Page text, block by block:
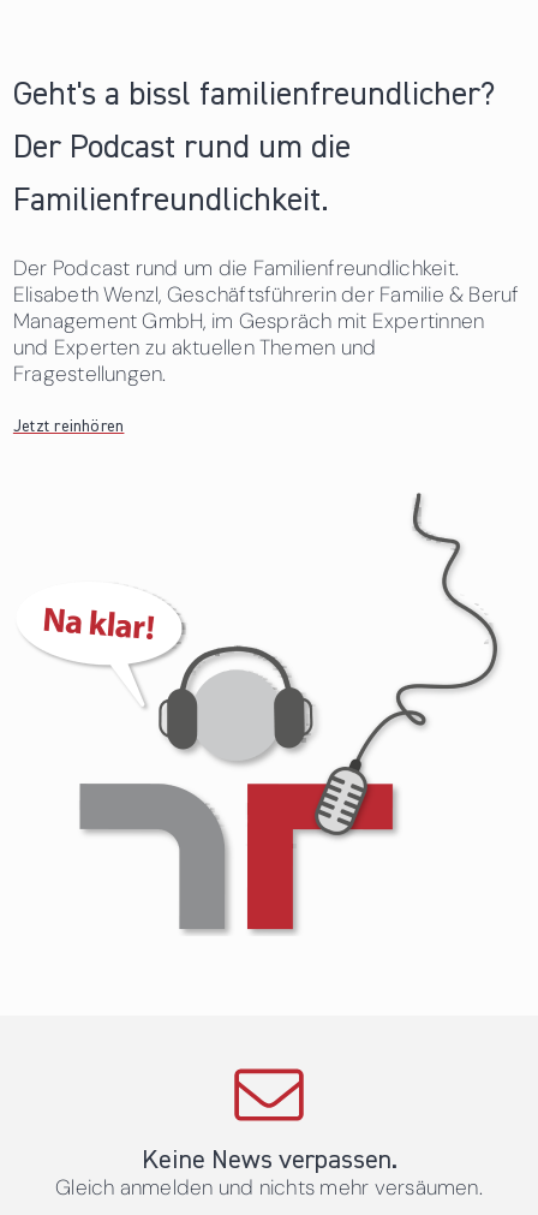
Geht's a bissl familienfreundlicher?
Der Podcast rund um die
Familienfreundlichkeit.
Der Podcast rund um die Familienfreundlichkeit.
Elisabeth Wenzl, Geschäftsführerin der Familie & Beruf
Management GmbH, im Gespräch mit Expertinnen
und Experten zu aktuellen Themen und
Fragestellungen.
Jetzt reinhören
Keine News verpassen.
Gleich anmelden und nichts mehr versäumen.